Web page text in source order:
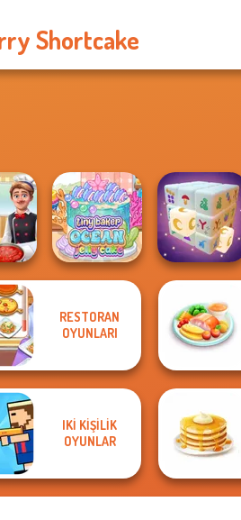
Shortcake
Tiny Baker Ocean
Jelly Cake
Mystic Mahjong
RESTORAN
OYUNLARI
IKI KIŞILIK
OYUNLAR